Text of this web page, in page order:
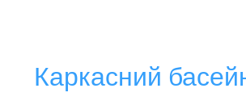
Каркасний